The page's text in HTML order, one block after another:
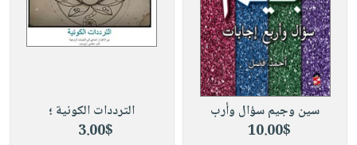
سين وجيم سؤال وأرب
10.00$
الترددات الكونية ؛
3.00$